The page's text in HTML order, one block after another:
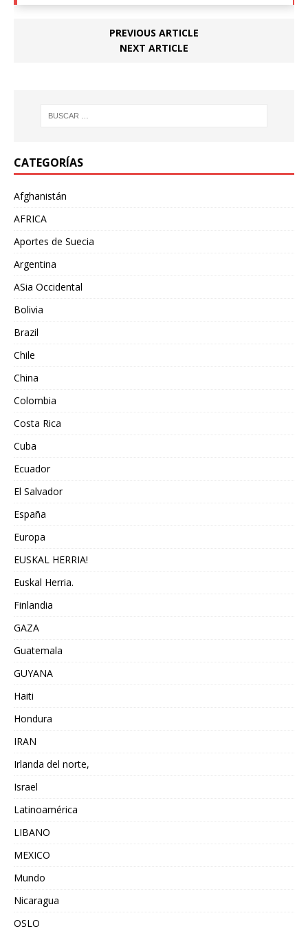
PREVIOUS ARTICLE
NEXT ARTICLE
CATEGORÍAS
Afghanistán
AFRICA
Aportes de Suecia
Argentina
ASia Occidental
Bolivia
Brazil
Chile
China
Colombia
Costa Rica
Cuba
Ecuador
El Salvador
España
Europa
EUSKAL HERRIA!
Euskal Herria.
Finlandia
GAZA
Guatemala
GUYANA
Haiti
Hondura
IRAN
Irlanda del norte,
Israel
Latinoamérica
LIBANO
MEXICO
Mundo
Nicaragua
OSLO